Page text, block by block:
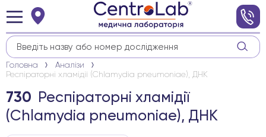
Головна
Аналізи
Респіраторні хламідії (Chlamydia pneumoniae), ДНК
730
Респіраторні хламідії
(Chlamydia pneumoniae), ДНК